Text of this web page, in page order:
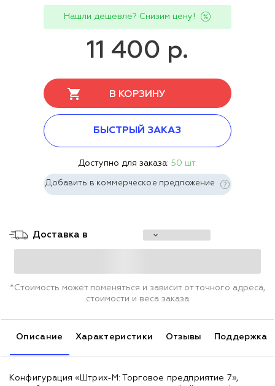
Нашли дешевле? Снизим цену!
11 400 р.
В КОРЗИНУ
БЫСТРЫЙ ЗАКАЗ
Доступно для заказа: 50 шт.
Добавить в коммерческое предложение
Доставка в
*Стоимость может поменяться и зависит от точного адреса,
стоимости и веса заказа
Описание Характеристики Отзывы Поддержка
Конфигурация «Штрих-М: Торговое предприятие 7»,